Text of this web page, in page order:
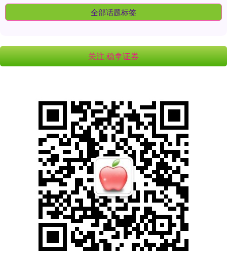
全部话题标签
关注 稳拿证券